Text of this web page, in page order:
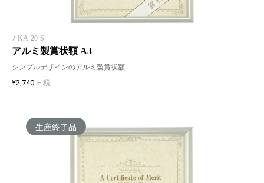
ﾌ-KA-20-S
アルミ製賞状額 A3
シンプルデザインのアルミ製賞状額
¥2,740 + 税
生産終了品